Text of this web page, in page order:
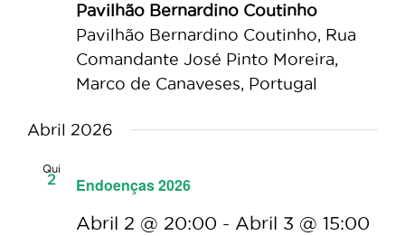
Pavilhão Bernardino Coutinho
Pavilhão Bernardino Coutinho, Rua
Comandante José Pinto Moreira,
Marco de Canaveses, Portugal
Abril 2026
Qui
2 Endoenças 2026
Abril 2 @ 20:00 - Abril 3 @ 15:00